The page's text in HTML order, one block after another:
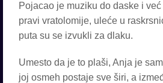
Pojacao je muziku do daske i
pravi vratolomije, uleće u
puta su se izvukli za dlaku.
Umesto da je to plaši, Anja je
joj osmeh postaje sve širi, a